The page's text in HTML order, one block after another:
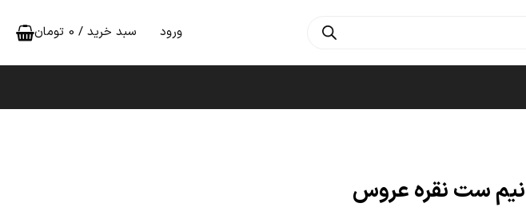
ورود سبد خرید / 0 تومان
نیم ست نقره عروس